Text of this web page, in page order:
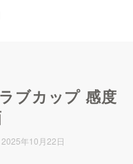
ブカップ 感度
2025年10月22日